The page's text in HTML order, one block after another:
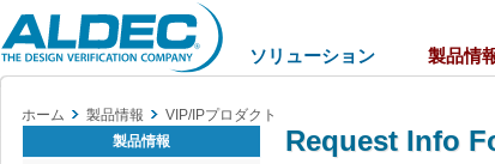
Aldec
Logo
ソリューション 製品情
ホーム 製品情報
VIP/IPプロダクト
製品情報
Request Info